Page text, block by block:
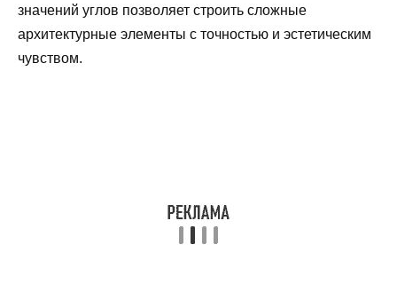
значений углов позволяет строить сложные
архитектурные элементы с точностью и эстетическим
чувством.